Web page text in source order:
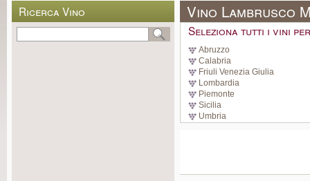
Ricerca Vino Vino Lambrusco
Seleziona tutti i vini
Abruzzo
Calabria
Friuli Venezia Giulia
Lombardia
Piemonte
Sicilia
Umbria